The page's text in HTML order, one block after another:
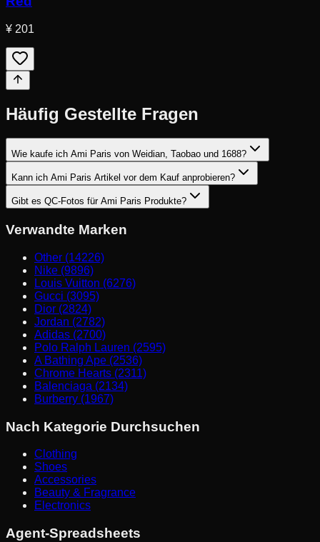
¥ 201
Häufig Gestellte Fragen
Wie kaufe ich Ami Paris von Weidian, Taobao und 1688?
Kann ich Ami Paris Artikel vor dem Kauf anprobieren?
Gibt es QC-Fotos für Ami Paris Produkte?
Verwandte Marken
Other (14226)
Nike (9896)
Louis Vuitton (6276)
Gucci (3095)
Dior (2824)
Jordan (2782)
Adidas (2700)
Polo Ralph Lauren (2595)
A Bathing Ape (2536)
Chrome Hearts (2311)
Balenciaga (2134)
Burberry (1967)
Nach Kategorie Durchsuchen
Clothing
Shoes
Accessories
Beauty & Fragrance
Electronics
Agent-Spreadsheets